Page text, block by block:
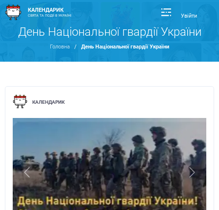
КАЛЕНДАРИК
СВЯТА ТА ПОДІЇ В УКРАЇНІ Увійти
День Національної гвардії України
Головна / День Національної гвардії України
КАЛЕНДАРИК
Previous Next